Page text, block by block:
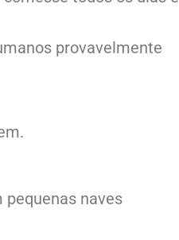
provavelmente
pequenas naves